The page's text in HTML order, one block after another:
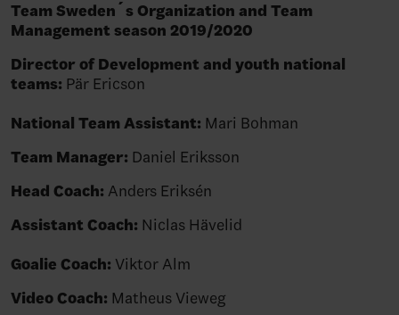
Team Sweden´s Organization and Team
Management season 2019/2020
Director of Development and youth national
teams: Pär Ericson
National Team Assistant: Mari Bohman
Team Manager: Daniel Eriksson
Head Coach: Anders Eriksén
Assistant Coach: Niclas Hävelid
Goalie Coach: Viktor Alm
Video Coach: Matheus Vieweg